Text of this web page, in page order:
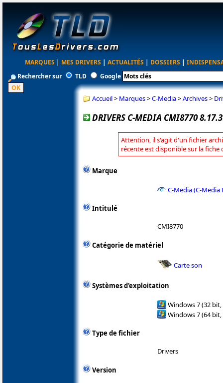
MARQUES | MES DRIVERS | ACTUALITÉS | DOSSIERS |
Rechercher sur
TLD Google
Accueil> Marques>C-Media>Archives>
DRIVERS C-MEDIA CMI8770
Attention, il s'agit d'un fichier
récente est disponible sur la fiche
Marque
C-Media (C-Media
Intitulé
CMI8770
Catégorie de matériel
Carte son
Systèmes d'exploitation
Windows 7 (32 bit,
Windows 7 (64 bit,
Type de fichier
Drivers
Version